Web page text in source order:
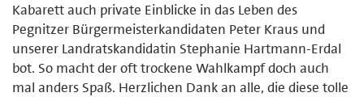
Kabarett auch private Einblicke in das Leben des
Pegnitzer Bürgermeisterkandidaten Peter Kraus und
unserer Landratskandidatin Stephanie Hartmann-Erdal
bot. So macht der oft trockene Wahlkampf doch auch
mal anders Spaß. Herzlichen Dank an alle, die diese tolle